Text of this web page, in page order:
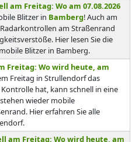
am Freitag: Wo am 07.08.2026
Blitzer in Bamberg! Auch am
am Straßenrand
Hier lesen Sie die
Blitzer in Bamberg.
Freitag: Wo wird heute, am
Freitag in Strullendorf das
hat, kann schnell in eine
wieder mobile
Hier erfahren Sie alle
am Freitag: Wo wird heute, am